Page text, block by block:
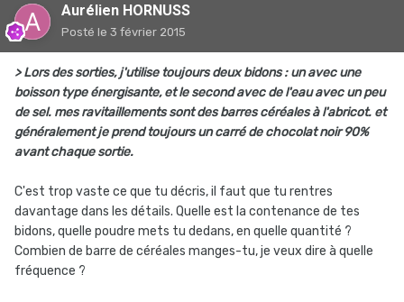
Aurélien HORNUSS
Posté le 3 février 2015
> Lors des sorties, j'utilise toujours deux bidons : un avec une
boisson type énergisante, et le second avec de l'eau avec un peu
de sel. mes ravitaillements sont des barres céréales à l'abricot. et
généralement je prend toujours un carré de chocolat noir 90%
avant chaque sortie.
C'est trop vaste ce que tu décris, il faut que tu rentres
davantage dans les détails. Quelle est la contenance de tes
bidons, quelle poudre mets tu dedans, en quelle quantité ?
Combien de barre de céréales manges-tu, je veux dire à quelle
fréquence ?